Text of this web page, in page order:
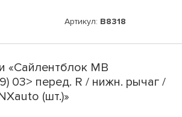
Артикул: B8318
«Сайлентблок MB
03> перед. R / нижн. рычаг /
(шт.)»